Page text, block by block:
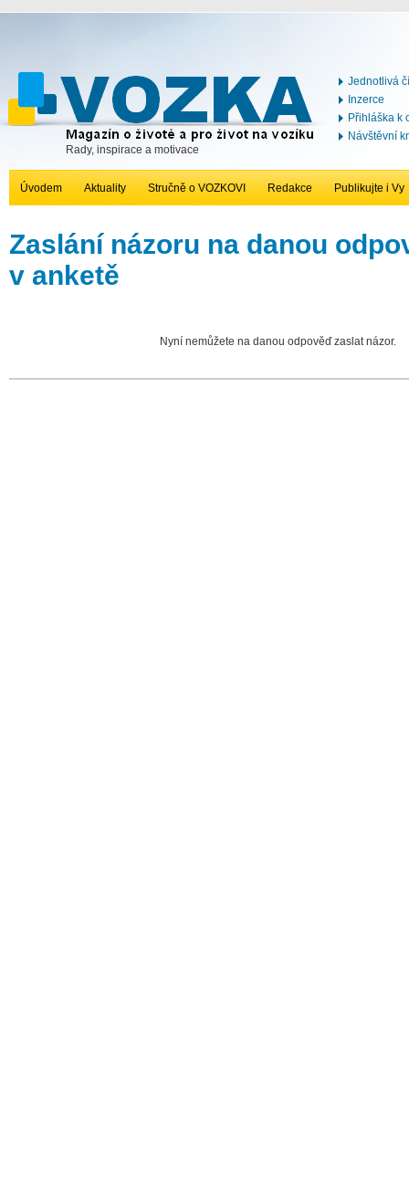
Rady, inspirace a motivace
Jednotlivá
Inzerce
Přihláška k
Návštěvní
Úvodem Aktuality Stručně o VOZKOVI Redakce Publikujte i Vy
Zaslání názoru na danou
v anketě
Nyní nemůžete na danou odpověď zaslat názor.